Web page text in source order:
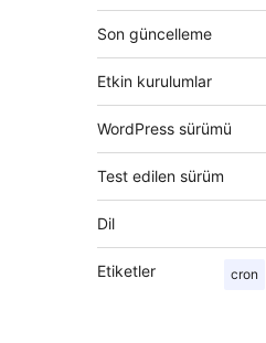
Son güncelleme
Etkin kurulumlar
WordPress sürümü
Test edilen sürüm
Dil
Etiketler cron